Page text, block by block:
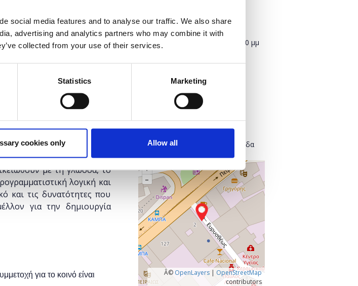
social media features and to analyse our traffic. We also share
advertising and analytics partners who may combine it with
collected from your use of their services.
Statistics Marketing
cookies only Allow all
Ποσότητα
Η περίοδος εγγραφών
έχει λήξει.
Εκπαίδευσης (Δημόσιας
και θέλουν κάνουν
χρησιμοποιώντας τη
με τη γλώσσα, το
λογική και
και τις δυνατότητες που
για την δημιουργία
για το κοινό είναι
Πότε;
Πέμπτη, 16 Ιανουαρίου 2020 3:00 μμ
Found.ation
Ευρυσθέως 2
Κεντρικός Τομέας Αθηνών, Ελλάδα
+
–
Â© OpenLayers| OpenStreetMap
contributors